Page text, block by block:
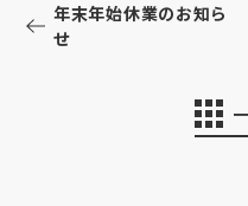
年末年始休業のお知ら
せ